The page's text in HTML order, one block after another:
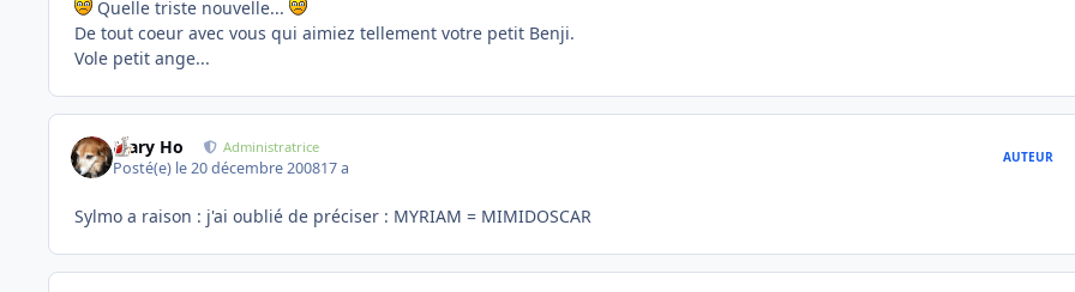
Quelle triste nouvelle...
De tout coeur avec vous qui aimiez tellement votre petit Benji.
Vole petit ange...
Mary Ho Administratrice
Posté(e) le 20 décembre 200817 a
AUTEUR
Sylmo a raison : j'ai oublié de préciser : MYRIAM = MIMIDOSCAR